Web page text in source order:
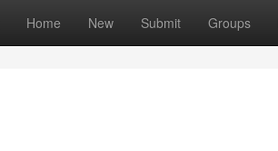
Home New Submit Groups